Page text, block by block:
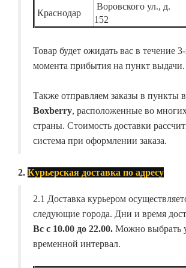
Краснодар
Воровского ул., д.
152
Товар будет ожидать вас в течение
момента прибытия на пункт выдачи.
Также отправляем заказы в пункты
Boxberry, расположенные во
страны. Стоимость доставки
система при оформлении заказа.
2. Курьерская доставка по адресу
2.1 Доставка курьером
следующие города. Дни и время
Вс с 10.00 до 22.00. Можно выбрать
временной интервал.